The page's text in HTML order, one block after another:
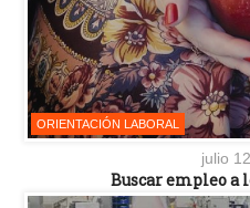
ORIENTACIÓN LABORAL
julio
Buscar empleo a